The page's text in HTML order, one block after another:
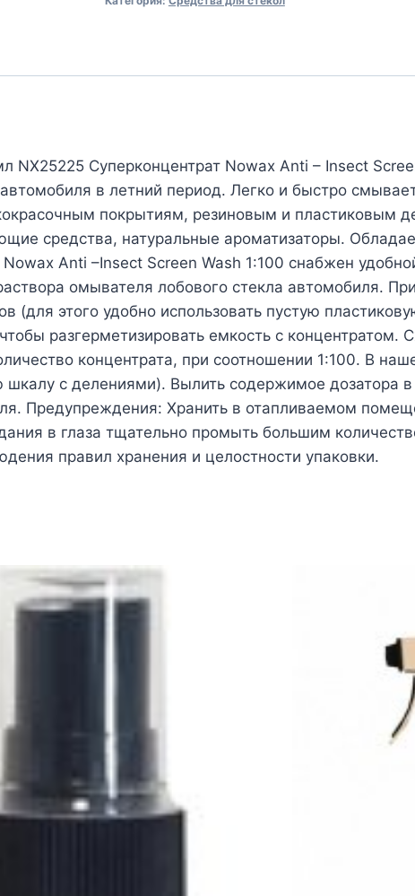
Суперконцентрат Nowax Anti – Insect
в летний период. Легко и быстро
покрытиям, резиновым и пластиковым
средства, натуральные ароматизаторы.
Anti –Insect Screen Wash 1:100 снабжен
омывателя лобового стекла автомобиля.
этого удобно использовать пустую
разгерметизировать емкость с концентратом.
концентрата, при соотношении 1:100. В
с делениями). Вылить содержимое дозатора
Предупреждения: Хранить в отапливаемом
в глаза тщательно промыть большим
правил хранения и целостности упаковки.